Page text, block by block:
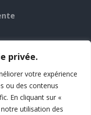
privée.
votre expérience
ou des contenus
En cliquant sur «
utilisation des